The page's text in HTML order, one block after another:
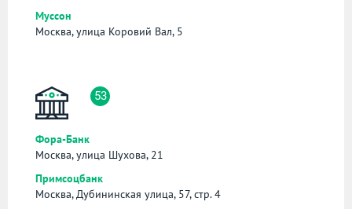
Муссон
Москва, улица Коровий Вал, 5
53
Фора-Банк
Москва, улица Шухова, 21
Примсоцбанк
Москва, Дубининская улица, 57, стр. 4